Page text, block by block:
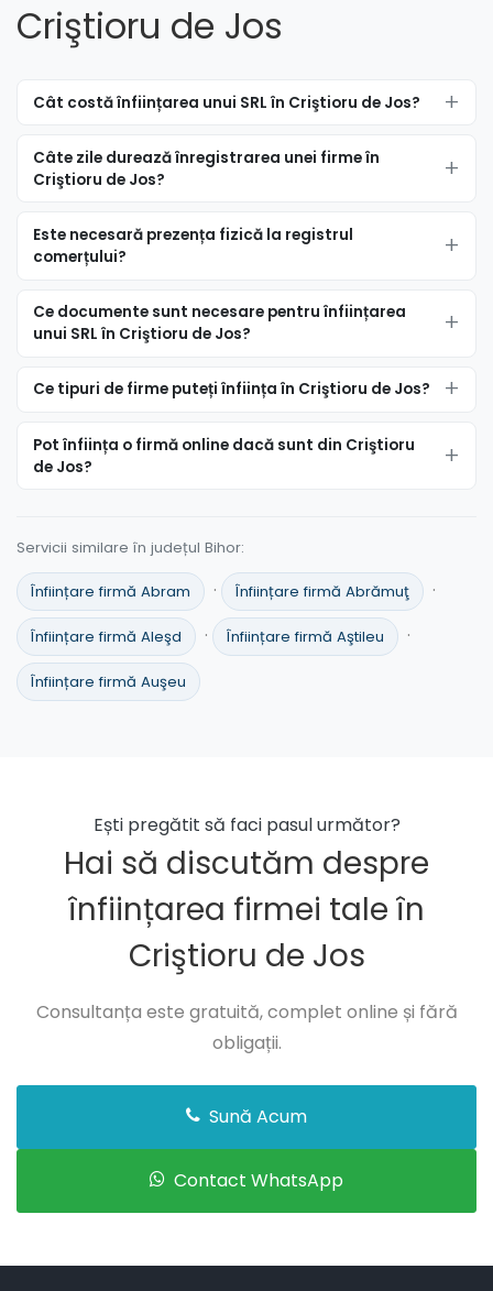
Criştioru de Jos
Cât costă înființarea unui SRL în Criştioru de Jos?
Câte zile durează înregistrarea unei firme în
Criştioru de Jos?
Este necesară prezența fizică la registrul
comerțului?
Ce documente sunt necesare pentru înființarea
unui SRL în Criştioru de Jos?
Ce tipuri de firme puteți înființa în Criştioru de Jos?
Pot înființa o firmă online dacă sunt din Criştioru
de Jos?
Servicii similare în județul Bihor:
Înființare firmă Abram · Înființare firmă Abrămuţ ·
Înființare firmă Aleşd · Înființare firmă Aştileu ·
Înființare firmă Auşeu
Ești pregătit să faci pasul următor?
Hai să discutăm despre
înființarea firmei tale în
Criştioru de Jos
Consultanța este gratuită, complet online și fără
obligații.
Sună Acum
Contact WhatsApp